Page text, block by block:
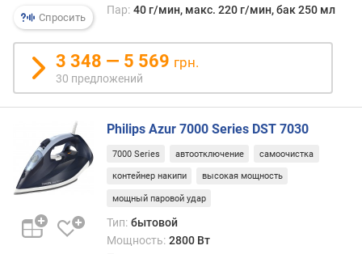
о
г
о
ш
а
н
г
а
м
)
Спросить
Пар: 40 г/мин, макс. 220 г/мин, бак 250 мл
3 348 — 5 569 грн.
30 предложений
Philips Azur 7000 Series DST 7030
7000 Series автоотключение самоочистка
контейнер накипи высокая мощность
мощный паровой удар
Тип: бытовой
Мощность: 2800 Вт